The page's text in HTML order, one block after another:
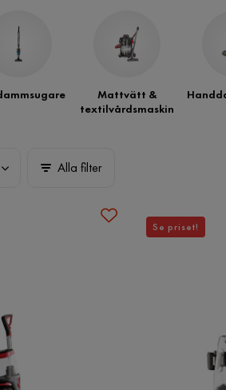
Mattvätt &
textilvårdsmaskin
Alla filter
Se priset!